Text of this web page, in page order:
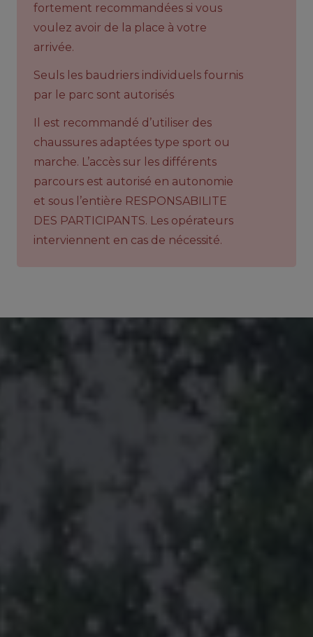
fortement recommandées si vous
voulez avoir de la place à votre
arrivée.
Seuls les baudriers individuels fournis
par le parc sont autorisés
Il est recommandé d’utiliser des
chaussures adaptées type sport ou
marche. L’accès sur les différents
parcours est autorisé en autonomie
et sous l’entière RESPONSABILITE
DES PARTICIPANTS. Les opérateurs
interviennent en cas de nécessité.